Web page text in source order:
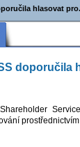
hlasovat
doporučila